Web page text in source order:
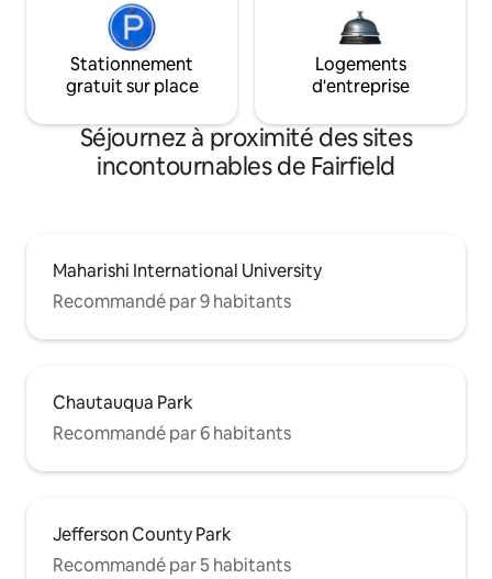
Stationnement
gratuit sur place
Logements
d'entreprise
Séjournez à proximité des sites
incontournables de Fairfield
Maharishi International University
Recommandé par 9 habitants
Chautauqua Park
Recommandé par 6 habitants
Jefferson County Park
Recommandé par 5 habitants